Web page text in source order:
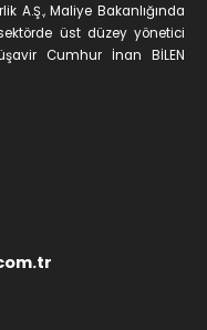
A.Ş., Maliye Bakanlığında
üst düzey yönetici
Cumhur İnan BİLEN